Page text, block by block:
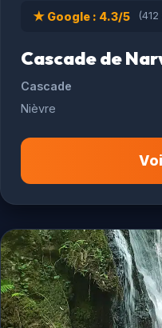
★ Google : 4.3/5
Cascade de
Cascade
Nièvre